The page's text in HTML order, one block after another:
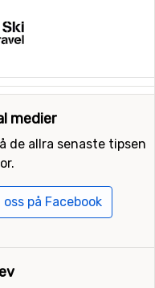
medier
de allra senaste tipsen
på Facebook